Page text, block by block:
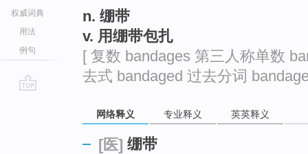
权威词典
用法
例句
n. 绷带
v. 用绷带包扎
[ 复数 bandages 第三人称单数
去式 bandaged 过去分词
网络释义 专业释义 英英释义
[医] 绷带